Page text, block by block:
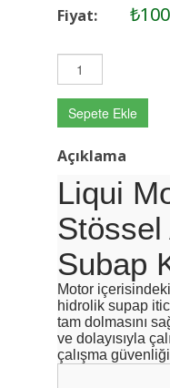
Fiyat:
Sepete Ekle
Açıklama
Liqui
Subap
Motor
hidrolik supap
tam dolmasını
ve dolayısıyla
çalışma